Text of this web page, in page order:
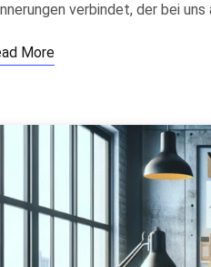
verbindet, der bei
More